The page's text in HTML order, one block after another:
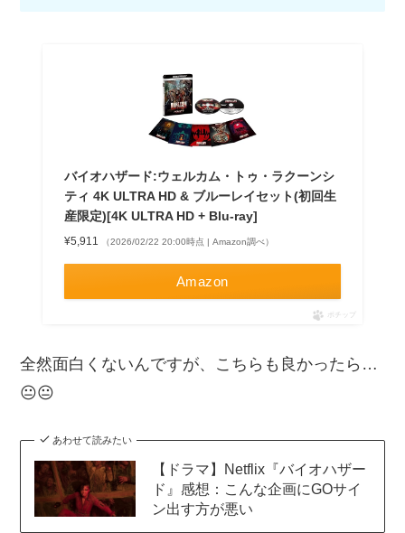
バイオハザード:ウェルカム・トゥ・ラクーンシ
ティ 4K ULTRA HD & ブルーレイセット(初回生
産限定)[4K ULTRA HD + Blu-ray]
¥5,911 （2026/02/22 20:00時点 | Amazon調べ）
Amazon
ポチップ
全然面白くないんですが、こちらも良かったら…
😐😐
あわせて読みたい
【ドラマ】Netflix『バイオハザー
ド』感想：こんな企画にGOサイ
ン出す方が悪い